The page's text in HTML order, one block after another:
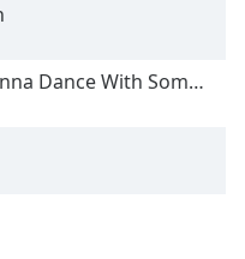
Dance With Somebody